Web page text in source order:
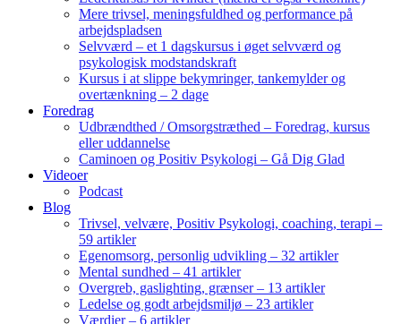
Mere trivsel, meningsfuldhed og performance på
arbejdspladsen
Selvværd – et 1 dagskursus i øget selvværd og
psykologisk modstandskraft
Kursus i at slippe bekymringer, tankemylder og
overtænkning – 2 dage
Foredrag
Udbrændthed / Omsorgstræthed – Foredrag, kursus
eller uddannelse
Caminoen og Positiv Psykologi – Gå Dig Glad
Videoer
Podcast
Blog
Trivsel, velvære, Positiv Psykologi, coaching, terapi –
59 artikler
Egenomsorg, personlig udvikling – 32 artikler
Mental sundhed – 41 artikler
Overgreb, gaslighting, grænser – 13 artikler
Ledelse og godt arbejdsmiljø – 23 artikler
Værdier – 6 artikler